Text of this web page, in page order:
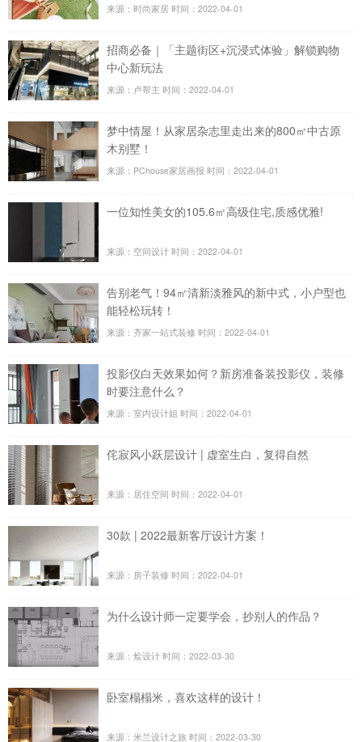
来源：时尚家居 时间：2022-04-01
招商必备｜「主题街区+沉浸式体验」解锁购物
中心新玩法
来源：卢帮主 时间：2022-04-01
梦中情屋！从家居杂志里走出来的800㎡中古原
木别墅！
来源：PChouse家居画报 时间：2022-04-01
一位知性美女的105.6㎡高级住宅,质感优雅!
来源：空间设计 时间：2022-04-01
告别老气！94㎡清新淡雅风的新中式，小户型也
能轻松玩转！
来源：齐家一站式装修 时间：2022-04-01
投影仪白天效果如何？新房准备装投影仪，装修
时要注意什么？
来源：室内设计姐 时间：2022-04-01
侘寂风小跃层设计 | 虚室生白，复得自然
来源：居住空间 时间：2022-04-01
30款 | 2022最新客厅设计方案！
来源：房子装修 时间：2022-04-01
为什么设计师一定要学会，抄别人的作品？
来源：烩设计 时间：2022-03-30
卧室榻榻米，喜欢这样的设计！
来源：米兰设计之旅 时间：2022-03-30